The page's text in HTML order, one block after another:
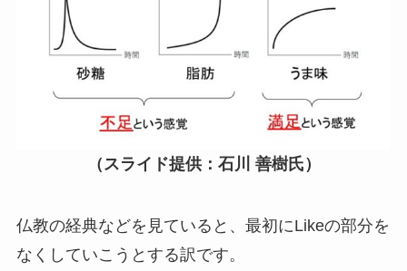
（スライド提供：石川 善樹氏）
仏教の経典などを見ていると、最初にLikeの部分を
なくしていこうとする訳です。